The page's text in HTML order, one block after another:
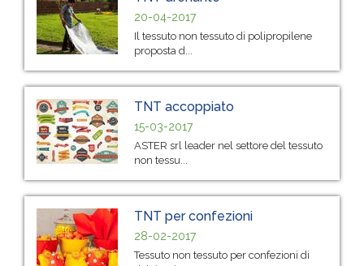
20-04-2017
Il tessuto non tessuto di polipropilene
proposta d...
TNT accoppiato
15-03-2017
ASTER srl leader nel settore del tessuto
non tessu...
TNT per confezioni
28-02-2017
Tessuto non tessuto per confezioni di